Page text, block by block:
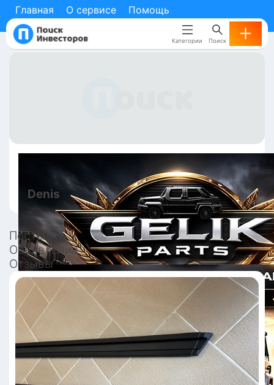
Главная О сервисе Помощь
Категории Поиск
Denis
Посты
Объявления
Отзывы